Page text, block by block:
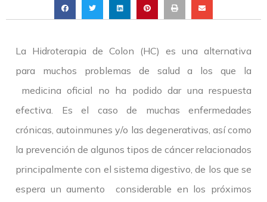
La Hidroterapia de Colon (HC) es una alternativa
para muchos problemas de salud a los que la
medicina oficial no ha podido dar una respuesta
efectiva. Es el caso de muchas enfermedades
crónicas, autoinmunes y/o las degenerativas, así como
la prevención de algunos tipos de cáncer relacionados
principalmente con el sistema digestivo, de los que se
espera un aumento considerable en los próximos